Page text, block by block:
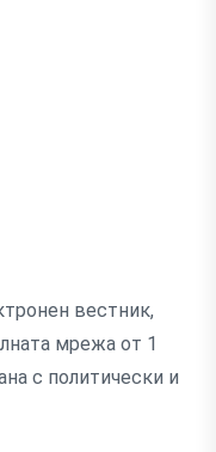
вестник,
мрежа от 1
с политически и